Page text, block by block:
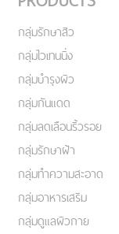
กลุ่มรักษาสิว
กลุ่มไวเทนนิ่ง
กลุ่มบำรุงผิว
กลุ่มกันแดด
กลุ่มลดเลือนริ้วรอย
กลุ่มรักษาฝ้า
กลุ่มทำความสะอาด
กลุ่มอาหารเสริม
กลุ่มดูแลผิวกาย